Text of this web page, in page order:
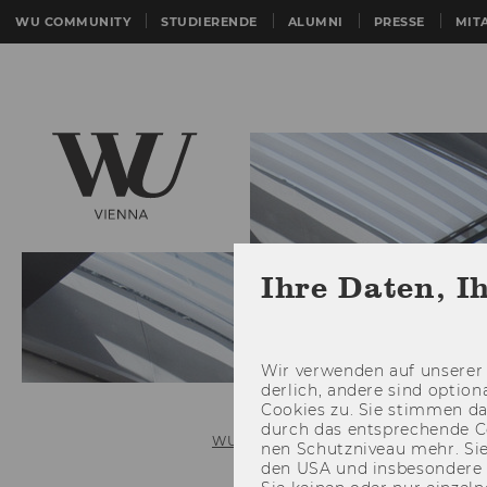
WU COMMUNITY STUDIERENDE ALUMNI PRESSE
WU (Wirtschaftsuniversität Wien)
Ihre Daten,
Wir ver­wen­den auf
der­lich, an­de­re sind
Coo­kies zu. Sie stim­men
durch das ent­spre­chen­de
nen Schutz­ni­veau mehr.
den USA und